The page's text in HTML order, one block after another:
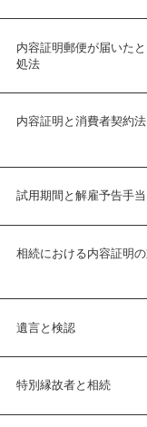
内容証明郵便が届いた
処法
内容証明と消費者契約法
試用期間と解雇予告手当
相続における内容証明
遺言と検認
特別縁故者と相続